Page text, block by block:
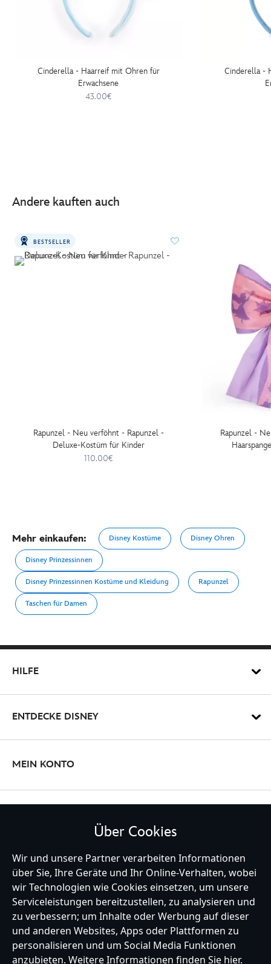
Cinderella - Haarreif mit Ohren für
Erwachsene
43.00€
Cinderella -
Andere kauften auch
BESTSELLER
Rapunzel - Neu verföhnt - Rapunzel -
Deluxe-Kostüm für Kinder
110.00€
Rapunzel -
Mehr einkaufen: Disney Kostüme Disney Ohren
Disney Prinzessinnen
Disney Prinzessinnen Kostüme und Kleidung Rapunzel
Taschen für Damen
HILFE
ENTDECKE DISNEY
MEIN KONTO
Germany
Hilfe Nutzungsbedingungen Datenschutzerklärung
Site Map
Richtlinien für Cookies
EU Datenschutzhinweis
Impressum
Über Cookies
Wir und unsere Partner verarbeiten Informationen
über Sie, Ihre Geräte und Ihr Online-Verhalten, wobei
wir Technologien wie Cookies einsetzen, um unsere
Serviceleistungen bereitzustellen, zu analysieren und
zu verbessern; um Inhalte oder Werbung auf dieser
und anderen Websites, Apps oder Plattformen zu
personalisieren und um Social Media Funktionen
anzubieten. Weitere Informationen finden Sie hier.